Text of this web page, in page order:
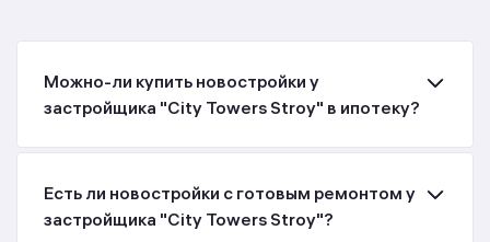
Можно-ли купить новостройки у
застройщика "City Towers Stroy" в ипотеку?
Есть ли новостройки с готовым ремонтом у
застройщика "City Towers Stroy"?